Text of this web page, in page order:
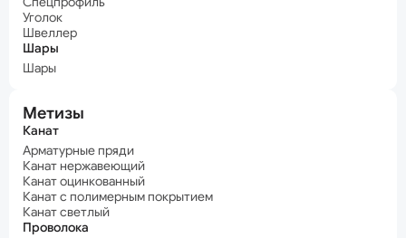
Уголок
Швеллер
Шары
Шары
Метизы
Канат
Арматурные пряди
Канат нержавеющий
Канат оцинкованный
Канат с полимерным покрытием
Канат светлый
Проволока